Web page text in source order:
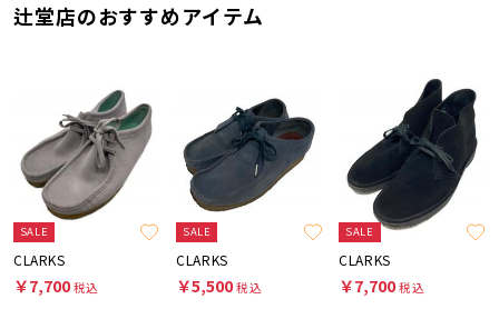
辻堂店のおすすめアイテム
SALE
CLARKS
￥7,700税込
SALE
CLARKS
￥5,500税込
SALE
CLARKS
￥7,700税込